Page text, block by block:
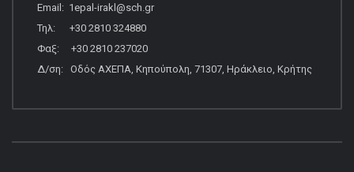
Email: 1epal-irakl@sch.gr
Τηλ: +30 2810 324880
Φαξ: +30 2810 237020
Δ/ση: Οδός ΑΧΕΠΑ, Κηπούπολη, 71307, Ηράκλειο, Κρήτης